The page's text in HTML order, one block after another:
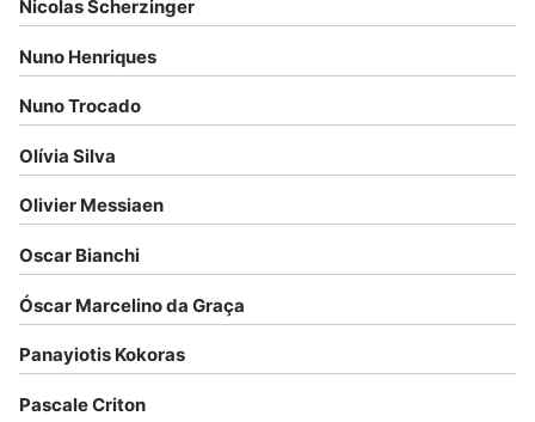
Nicolas Scherzinger
Nuno Henriques
Nuno Trocado
Olívia Silva
Olivier Messiaen
Oscar Bianchi
Óscar Marcelino da Graça
Panayiotis Kokoras
Pascale Criton